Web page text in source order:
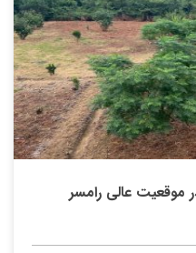
عالی رامسر